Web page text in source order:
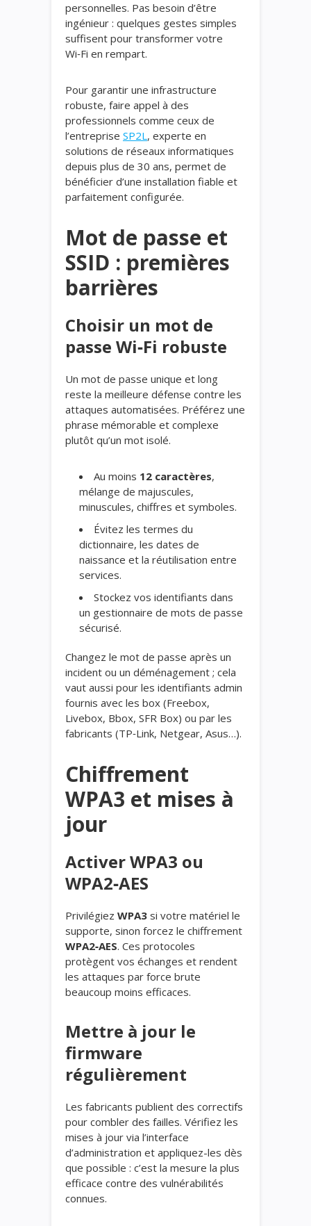
personnelles. Pas besoin d’être
ingénieur : quelques gestes simples
suffisent pour transformer votre
Wi‑Fi en rempart.
Pour garantir une infrastructure
robuste, faire appel à des
professionnels comme ceux de
l’entreprise SP2L, experte en
solutions de réseaux informatiques
depuis plus de 30 ans, permet de
bénéficier d’une installation fiable et
parfaitement configurée.
Mot de passe et
SSID : premières
barrières
Choisir un mot de
passe Wi‑Fi robuste
Un mot de passe unique et long
reste la meilleure défense contre les
attaques automatisées. Préférez une
phrase mémorable et complexe
plutôt qu’un mot isolé.
Au moins 12 caractères,
mélange de majuscules,
minuscules, chiffres et symboles.
Évitez les termes du
dictionnaire, les dates de
naissance et la réutilisation entre
services.
Stockez vos identifiants dans
un gestionnaire de mots de passe
sécurisé.
Changez le mot de passe après un
incident ou un déménagement ; cela
vaut aussi pour les identifiants admin
fournis avec les box (Freebox,
Livebox, Bbox, SFR Box) ou par les
fabricants (TP‑Link, Netgear, Asus…).
Chiffrement
WPA3 et mises à
jour
Activer WPA3 ou
WPA2‑AES
Privilégiez WPA3 si votre matériel le
supporte, sinon forcez le chiffrement
WPA2‑AES. Ces protocoles
protègent vos échanges et rendent
les attaques par force brute
beaucoup moins efficaces.
Mettre à jour le
firmware
régulièrement
Les fabricants publient des correctifs
pour combler des failles. Vérifiez les
mises à jour via l’interface
d’administration et appliquez-les dès
que possible : c’est la mesure la plus
efficace contre des vulnérabilités
connues.